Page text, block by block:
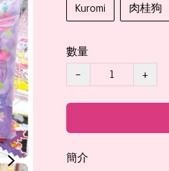
Kuromi
肉桂狗
數量
−
+
簡介